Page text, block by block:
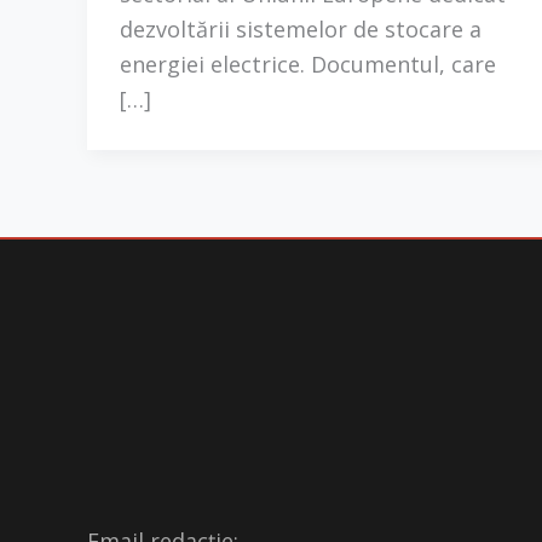
dezvoltării sistemelor de stocare a
energiei electrice. Documentul, care
[…]